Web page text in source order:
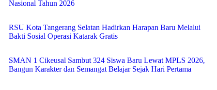
Nasional Tahun 2026
RSU Kota Tangerang Selatan Hadirkan Harapan Baru Melalui
Bakti Sosial Operasi Katarak Gratis
SMAN 1 Cikeusal Sambut 324 Siswa Baru Lewat MPLS 2026,
Bangun Karakter dan Semangat Belajar Sejak Hari Pertama